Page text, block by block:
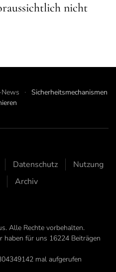
nicht
Sicherheitsmechanismen
Datenschutz
Nutzung
Archiv
Alle Rechte vorbehalten.
haben für uns 16224 Beiträgen
mal aufgerufen